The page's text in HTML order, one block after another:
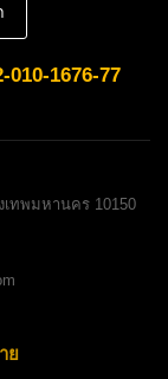
010-1676-77
ทพมหานคร 10150
ย